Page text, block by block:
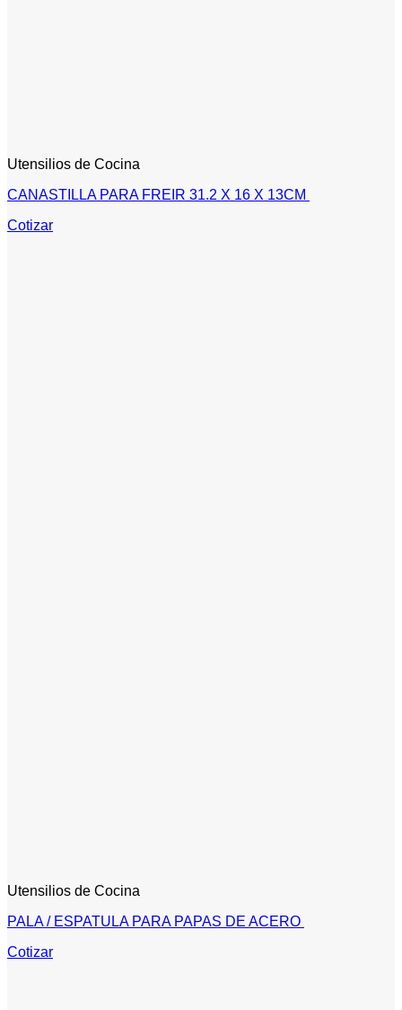
Utensilios de Cocina
CANASTILLA PARA FREIR 31.2 X 16 X 13CM
Cotizar
Utensilios de Cocina
PALA / ESPATULA PARA PAPAS DE ACERO
Cotizar